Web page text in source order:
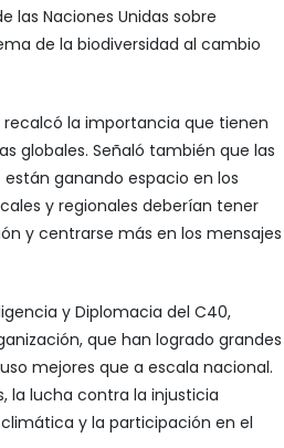
las Naciones Unidas sobre
de la biodiversidad al cambio
recalcó la importancia que tienen
globales. Señaló también que las
ganando espacio en los
y regionales deberían tener
y centrarse más en los mensajes
y Diplomacia del C40,
que han logrado grandes
mejores que a escala nacional.
la lucha contra la injusticia
y la participación en el